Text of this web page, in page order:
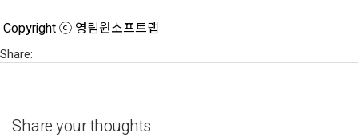
Copyright ⓒ 영림원소프트랩
Share:
Share your thoughts